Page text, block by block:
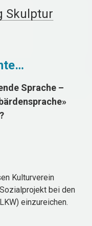
Skulptur
Sprache –
Kulturverein
bei den
einzureichen.